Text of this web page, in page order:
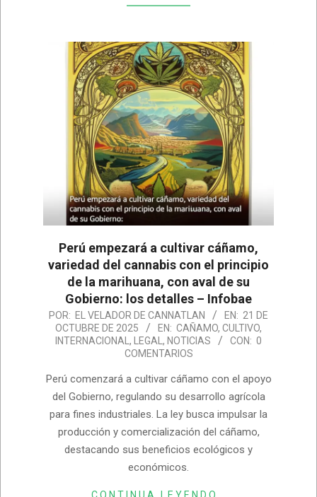
Perú empezará a cultivar cáñamo,
variedad del cannabis con el principio
de la marihuana, con aval de su
Gobierno: los detalles – Infobae
2025-
10-
POR: EL VELADOR DE CANNATLAN EN: 21 DE
OCTUBRE DE 2025
EN: CAÑAMO, CULTIVO,
INTERNACIONAL , LEGAL , NOTICIAS CON: 0
COMENTARIOS
Perú comenzará a cultivar cáñamo con el apoyo
del Gobierno, regulando su desarrollo agrícola
para fines industriales. La ley busca impulsar la
producción y comercialización del cáñamo,
destacando sus beneficios ecológicos y
económicos.
CONTINUA LEYENDO…